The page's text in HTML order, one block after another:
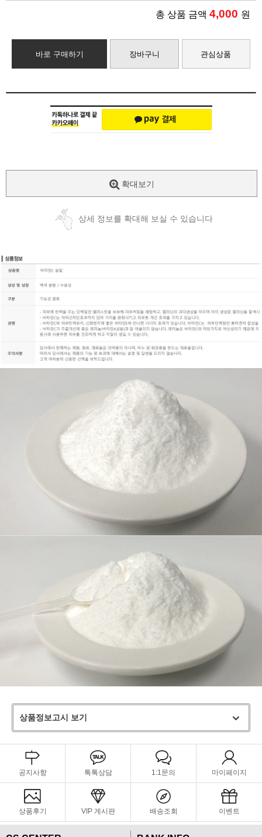
총 상품 금액 4,000 원
바로 구매하기 장바구니 관심상품
확대보기
상세 정보를 확대해 보실 수 있습니다
상품정보고시 보기
공지사항 톡톡상담 1:1문의 마이페이지
상품후기 VIP 게시판 배송조회 이벤트